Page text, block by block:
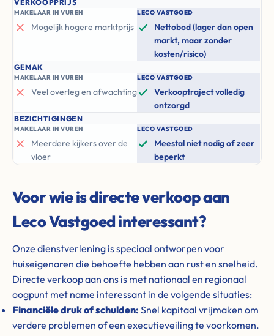
VERKOOPPRIJS
MAKELAAR IN VUREN
Mogelijk hogere marktprijs
LECO VASTGOED
Nettobod (lager dan open
markt, maar zonder
kosten/risico)
GEMAK
MAKELAAR IN VUREN
Veel overleg en afwachting
LECO VASTGOED
Verkooptraject volledig
ontzorgd
BEZICHTIGINGEN
MAKELAAR IN VUREN
Meerdere kijkers over de
vloer
LECO VASTGOED
Meestal niet nodig of zeer
beperkt
Voor wie is directe verkoop aan
Leco Vastgoed interessant?
Onze dienstverlening is speciaal ontworpen voor
huiseigenaren die behoefte hebben aan rust en snelheid.
Directe verkoop aan ons is met nationaal en regionaal
oogpunt met name interessant in de volgende situaties:
Financiële druk of schulden: Snel kapitaal vrijmaken om
verdere problemen of een executieveiling te voorkomen.